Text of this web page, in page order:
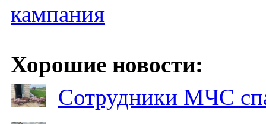
кампания
Хорошие новости:
Сотрудники МЧС